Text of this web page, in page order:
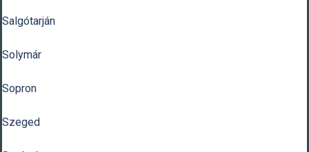
Salgótarján
Solymár
Sopron
Szeged